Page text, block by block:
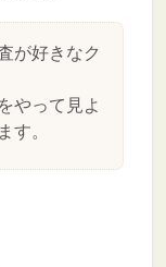
が好きなク
やって見よ
す。